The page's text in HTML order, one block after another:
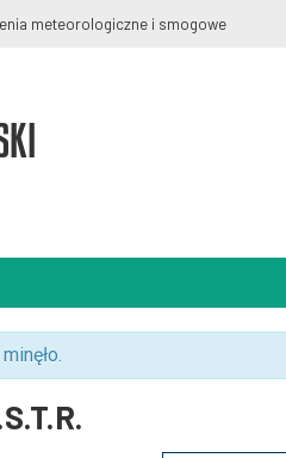
meteorologiczne i smogowe